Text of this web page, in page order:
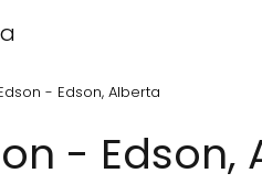
- Edson, Alberta
- Edson,